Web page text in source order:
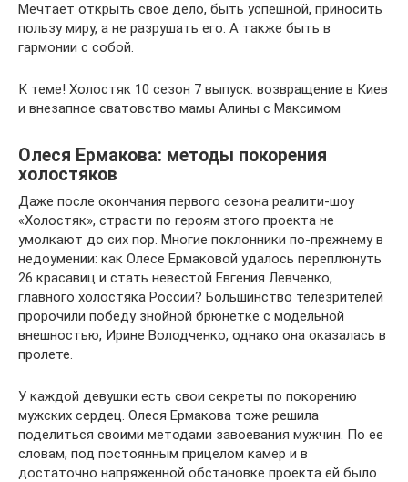
Мечтает открыть свое дело, быть успешной, приносить
пользу миру, а не разрушать его. А также быть в
гармонии с собой.
К теме! Холостяк 10 сезон 7 выпуск: возвращение в Киев
и внезапное сватовство мамы Алины с Максимом
Олеся Ермакова: методы покорения
холостяков
Даже после окончания первого сезона реалити-шоу
«Холостяк», страсти по героям этого проекта не
умолкают до сих пор. Многие поклонники по-прежнему в
недоумении: как Олесе Ермаковой удалось переплюнуть
26 красавиц и стать невестой Евгения Левченко,
главного холостяка России? Большинство телезрителей
пророчили победу знойной брюнетке с модельной
внешностью, Ирине Володченко, однако она оказалась в
пролете.
У каждой девушки есть свои секреты по покорению
мужских сердец. Олеся Ермакова тоже решила
поделиться своими методами завоевания мужчин. По ее
словам, под постоянным прицелом камер и в
достаточно напряженной обстановке проекта ей было